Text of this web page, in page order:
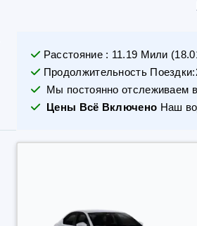
Расстояние: 11.19 Мили (
Продолжительность Поездки:
Мы постоянно отслеживаем
Цены Всё Включено Наш